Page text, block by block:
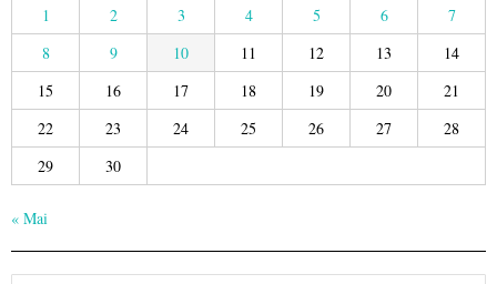
1 2 3 4 5 6
7
8
9 10 11 12 13
14
15
16 17 18 19 20
21
22
23 24 25 26 27
28
29
30
« Mai